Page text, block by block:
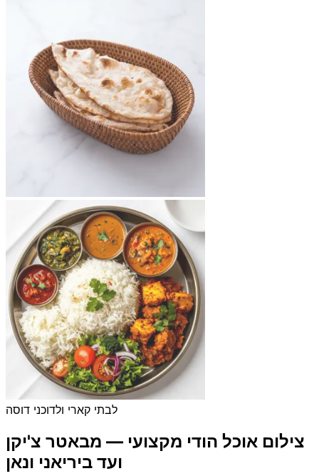
לבתי קארי ולדוכני דוסה
צילום אוכל הודי מקצועי — מבאטר צ'יקן
ועד ביריאני ונאן